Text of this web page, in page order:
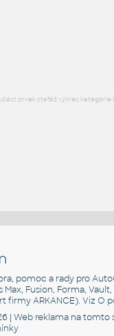
prvek stafáž výkres kategorie
pomoc a rady pro
Max, Fusion, Forma,
firmy ARKANCE). VizO
|Web reklama na tomto